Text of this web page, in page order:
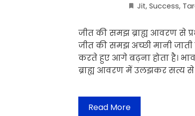
Jit, Success,
जीत की समझ ब्राह्य आवरण से
जीत की समझ अच्छी मानी
करते हुए आगे बढ़ना होता है।
ब्राह्य आवरण में उलझकर सत्य से
Read More